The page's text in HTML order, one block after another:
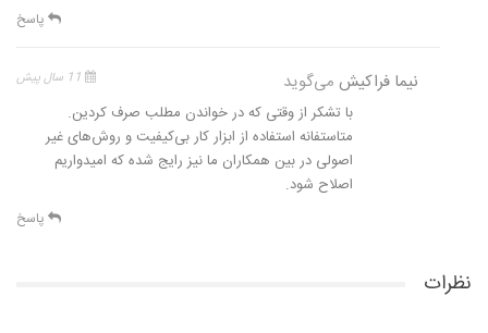
پاسخ
نیما فراکیش می‌گوید
با تشکر از وقتی که در خواندن مطلب صرف کردین.
متاستفانه استفاده از ابزار کار بی‌کیفیت و روش‌های غیر
اصولی در بین همکاران ما نیز رایج شده که امیدواریم
اصلاح شود.
پاسخ
نظرات